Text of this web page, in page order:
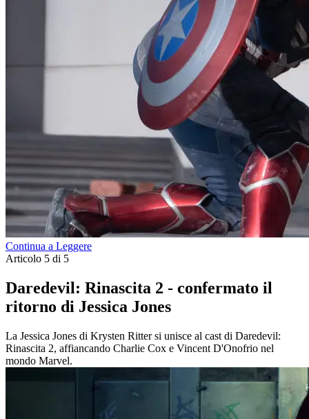
Continua a Leggere
Articolo 5 di 5
Daredevil: Rinascita 2 - confermato il
ritorno di Jessica Jones
La Jessica Jones di Krysten Ritter si unisce al cast di Daredevil:
Rinascita 2, affiancando Charlie Cox e Vincent D'Onofrio nel
mondo Marvel.